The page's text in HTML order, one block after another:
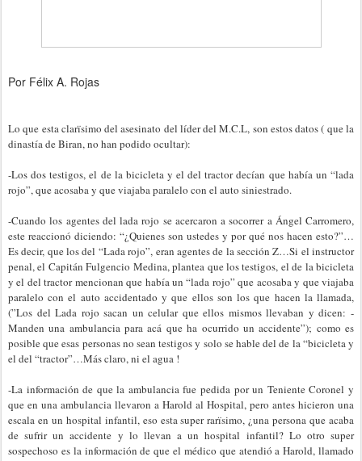
Por Félix A. Rojas
Lo que esta clarïsimo del asesinato del líder del M.C.L, son estos datos ( que la
dinastía de Biran, no han podido ocultar):
-Los dos testigos, el de la bicicleta y el del tractor decían que había un “lada
rojo”, que acosaba y que viajaba paralelo con el auto siniestrado.
-Cuando los agentes del lada rojo se acercaron a socorrer a Ángel Carromero,
este reaccionó diciendo: “¿Quienes son ustedes y por qué nos hacen esto?”…
Es decir, que los del “Lada rojo”, eran agentes de la sección Z…Si el instructor
penal, el Capitán Fulgencio Medina, plantea que los testigos, el de la bicicleta
y el del tractor mencionan que había un “lada rojo” que acosaba y que viajaba
paralelo con el auto accidentado y que ellos son los que hacen la llamada,
(”Los del Lada rojo sacan un celular que ellos mismos llevaban y dicen: -
Manden una ambulancia para acá que ha ocurrido un accidente”); como es
posible que esas personas no sean testigos y solo se hable del de la “bicicleta y
el del “tractor”…Más claro, ni el agua !
-La información de que la ambulancia fue pedida por un Teniente Coronel y
que en una ambulancia llevaron a Harold al Hospital, pero antes hicieron una
escala en un hospital infantil, eso esta super rarïsimo, ¿una persona que acaba
de sufrir un accidente y lo llevan a un hospital infantil? Lo otro super
sospechoso es la información de que el médico que atendió a Harold, llamado